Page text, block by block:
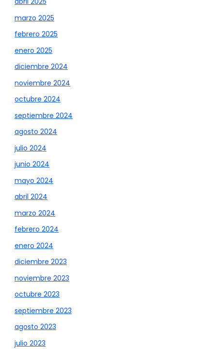
marzo 2025
febrero 2025
enero 2025
diciembre 2024
noviembre 2024
octubre 2024
septiembre 2024
agosto 2024
julio 2024
junio 2024
mayo 2024
abril 2024
marzo 2024
febrero 2024
enero 2024
diciembre 2023
noviembre 2023
octubre 2023
septiembre 2023
agosto 2023
julio 2023